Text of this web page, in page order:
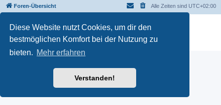
Diese Website nutzt Cookies, um dir den
bestmöglichen Komfort bei der Nutzung zu
bieten. Mehr erfahren
Verstanden!
Foren-Übersicht Alle Zeiten sind UTC+02:00
Powered by phpBB
® Forum Software © phpBB Limited
Deutsche Übersetzung durch
Datenschutz|Nutzungsbedingungen